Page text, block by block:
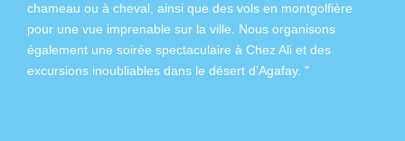
chameau ou à cheval , ainsi que des vols en montgolfière
pour une vue imprenable sur la ville. Nous organisons
également une soirée spectaculaire à Chez Ali et des
excursions inoubliables dans le désert d’Agafay. "